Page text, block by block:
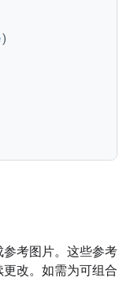
)
考图片。这些参考
改。如需为可组合